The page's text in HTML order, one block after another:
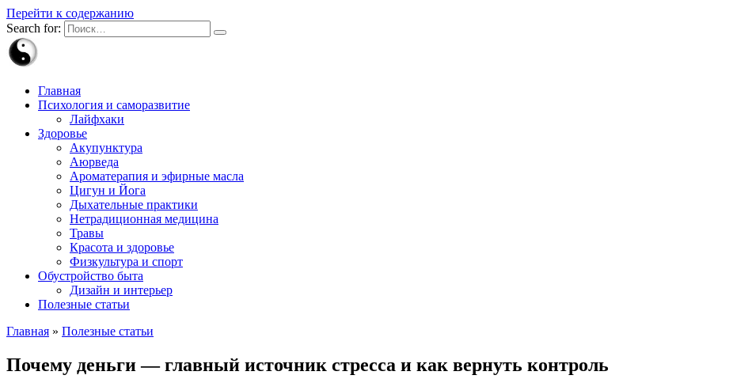
Перейти к содержанию
Search for:
Главная
Психология и саморазвитие
Лайфхаки
Здоровье
Акупунктура
Аюрведа
Ароматерапия и эфирные масла
Цигун и Йога
Дыхательные практики
Нетрадиционная медицина
Травы
Красота и здоровье
Физкультура и спорт
Обустройство быта
Дизайн и интерьер
Полезные статьи
Главная » Полезные статьи
Почему деньги — главный источник стресса и как вернуть контроль